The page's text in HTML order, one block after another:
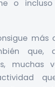
o incluso
más
que,
muchas